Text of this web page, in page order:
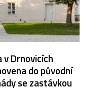
Drnovicích
do původní
se zastávkou